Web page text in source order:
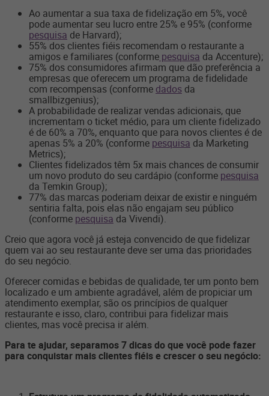
Ao aumentar a sua taxa de fidelização em 5%, você
pode aumentar seu lucro entre 25% e 95% (conforme
pesquisa de Harvard);
55% dos clientes fiéis recomendam o restaurante a
amigos e familiares (conforme pesquisa da Accenture);
75% dos consumidores afirmam que dão preferência a
empresas que oferecem um programa de fidelidade
com recompensas (conforme dados da
smallbizgenius);
A probabilidade de realizar vendas adicionais, que
incrementam o ticket médio, para um cliente fidelizado
é de 60% a 70%, enquanto que para novos clientes é de
apenas 5% a 20% (conforme pesquisa da Marketing
Metrics);
Clientes fidelizados têm 5x mais chances de consumir
um novo produto do seu cardápio (conforme pesquisa
da Temkin Group);
77% das marcas poderiam deixar de existir e ninguém
sentiria falta, pois elas não engajam seu público
(conforme pesquisa da Vivendi).
Creio que agora você já esteja convencido de que fidelizar
quem vai ao seu restaurante deve ser uma das prioridades
do seu negócio.
Oferecer comidas e bebidas de qualidade, ter um ponto bem
localizado e um ambiente agradável, além de propiciar um
atendimento exemplar, são os princípios de qualquer
restaurante e isso, claro, contribui para fidelizar mais
clientes, mas você precisa ir além.
Para te ajudar, separamos 7 dicas do que você pode fazer
para conquistar mais clientes fiéis e crescer o seu negócio: